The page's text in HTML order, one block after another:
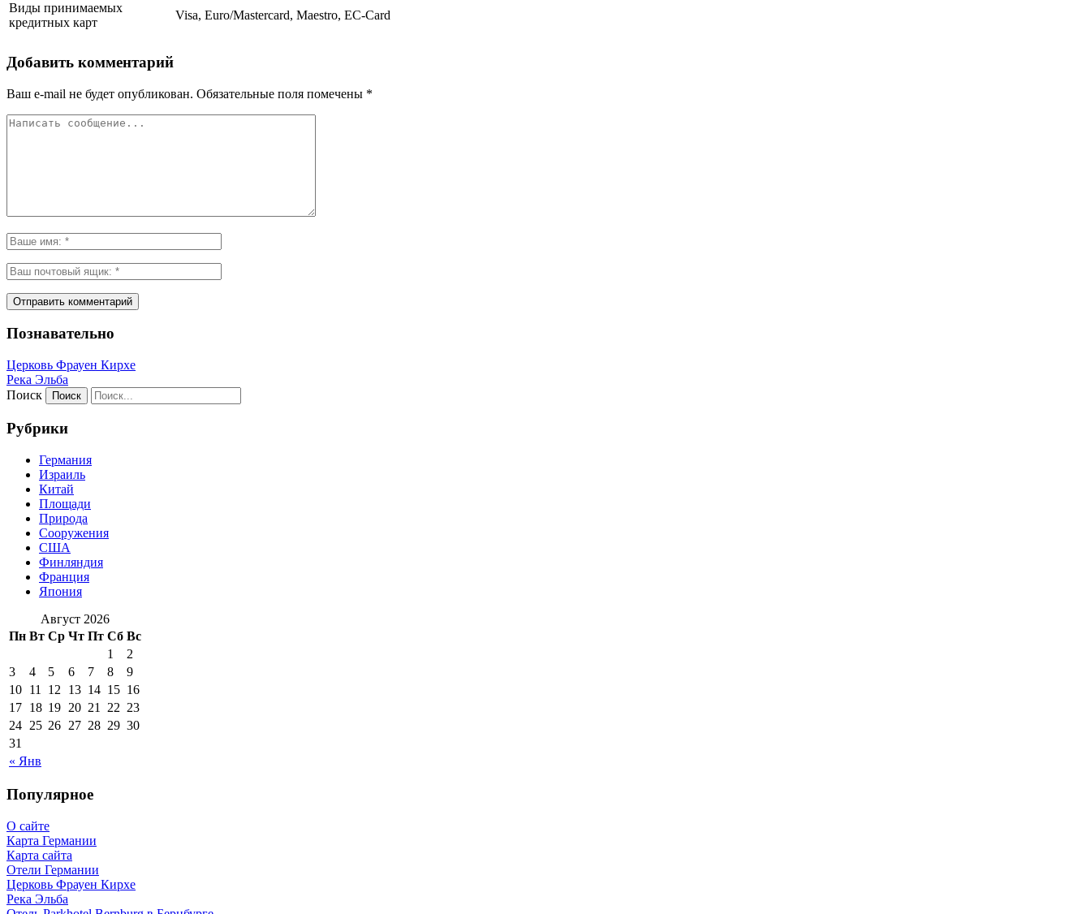
Виды принимаемых
кредитных карт
Visa, Euro/Mastercard, Maestro, EC-Card
Добавить комментарий
Ваш e-mail не будет опубликован. Обязательные поля помечены *
Познавательно
Церковь Фрауен Кирхе
Река Эльба
Поиск
Рубрики
Германия
Израиль
Китай
Площади
Природа
Сооружения
США
Финляндия
Франция
Япония
Август 2026
Пн Вт Ср Чт Пт Сб Вс
« Янв
1
2
3
4 5 6 7 8
9
10 11 12 13 14 15 16
17 18 19 20 21 22 23
24 25 26 27 28 29 30
31
Популярное
О сайте
Карта Германии
Карта сайта
Отели Германии
Церковь Фрауен Кирхе
Река Эльба